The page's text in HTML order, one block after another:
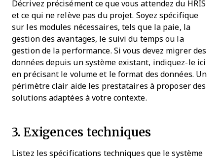
Décrivez précisément ce que vous attendez du HRIS
et ce qui ne relève pas du projet. Soyez spécifique
sur les modules nécessaires, tels que la paie, la
gestion des avantages, le suivi du temps ou la
gestion de la performance. Si vous devez migrer des
données depuis un système existant, indiquez-le ici
en précisant le volume et le format des données. Un
périmètre clair aide les prestataires à proposer des
solutions adaptées à votre contexte.
3. Exigences techniques
Listez les spécifications techniques que le système